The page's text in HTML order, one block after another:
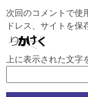
次回のコメントで使
ドレス、サイトを保
上に表示された文字